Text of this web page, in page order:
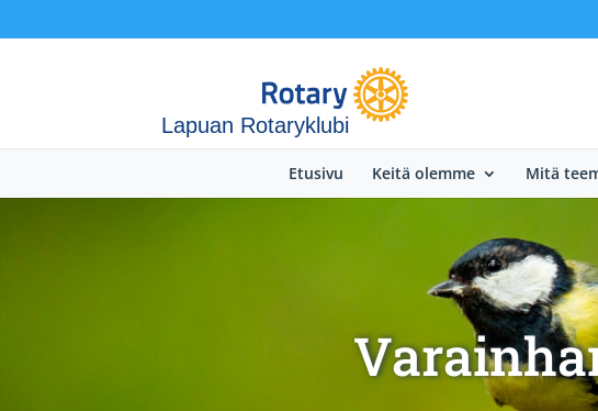
Lapuan Rotaryklubi
Etusivu Keitä olemme Mitä